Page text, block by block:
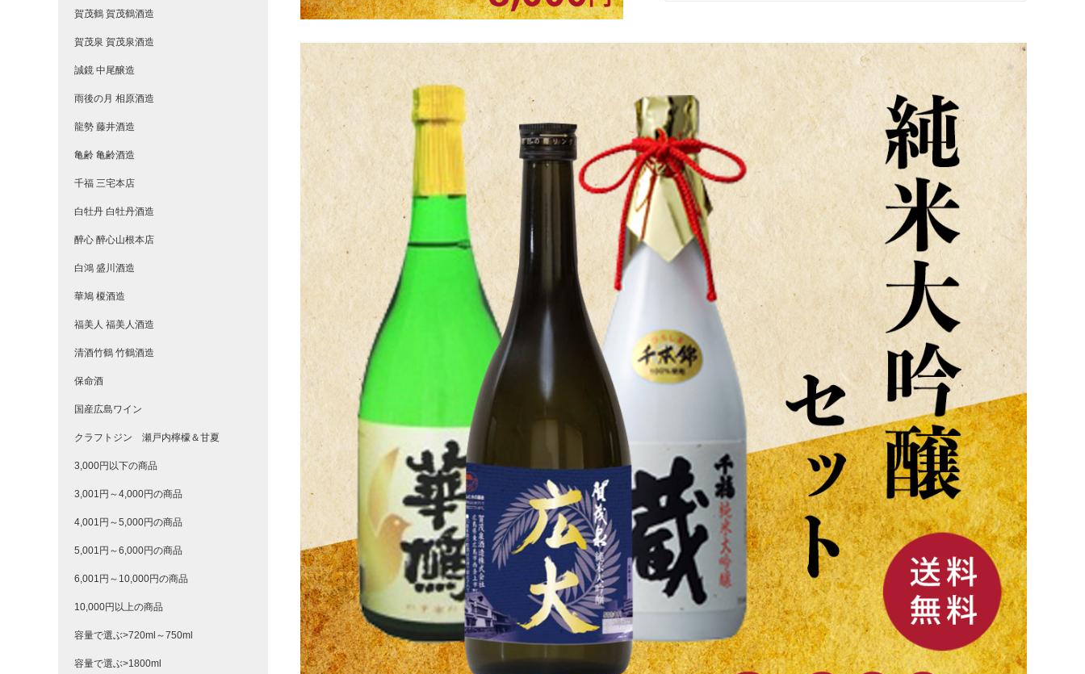
賀茂鶴 賀茂鶴酒造
賀茂泉 賀茂泉酒造
誠鏡 中尾醸造
雨後の月 相原酒造
龍勢 藤井酒造
亀齢 亀齢酒造
千福 三宅本店
白牡丹 白牡丹酒造
醉心 醉心山根本店
白鴻 盛川酒造
華鳩 榎酒造
福美人 福美人酒造
清酒竹鶴 竹鶴酒造
保命酒
国産広島ワイン
クラフトジン 瀬戸内檸檬＆甘夏
3,000円以下の商品
3,001円～4,000円の商品
4,001円～5,000円の商品
5,001円～6,000円の商品
6,001円～10,000円の商品
10,000円以上の商品
容量で選ぶ>720ml～750ml
容量で選ぶ>1800ml